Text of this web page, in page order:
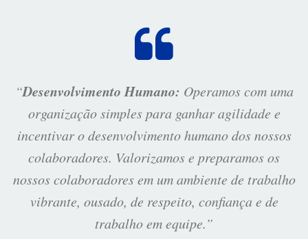
“Desenvolvimento Humano: Operamos com uma
organização simples para ganhar agilidade e
incentivar o desenvolvimento humano dos nossos
colaboradores. Valorizamos e preparamos os
nossos colaboradores em um ambiente de trabalho
vibrante, ousado, de respeito, confiança e de
trabalho em equipe.”